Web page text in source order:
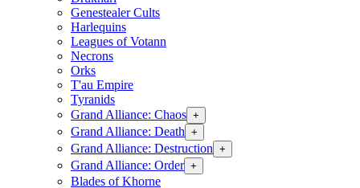
Genestealer Cults
Harlequins
Leagues of Votann
Necrons
Orks
T'au Empire
Tyranids
Grand Alliance: Chaos +
Grand Alliance: Death +
Grand Alliance: Destruction +
Grand Alliance: Order +
Blades of Khorne